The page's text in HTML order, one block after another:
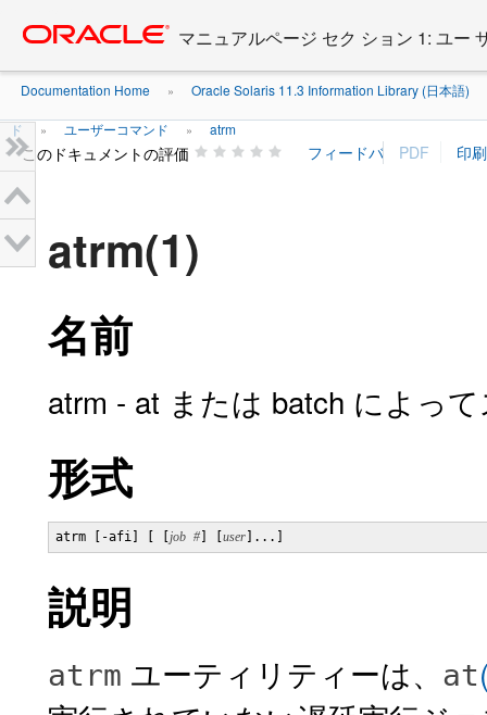
content
マニュアルページ セク ション 1: ユー
Documentation Home » Oracle Solaris 11.3 Information Library (日本語)
ド » ユーザーコマンド » atrm
このドキュメントの評価
atrm(1)
名前
atrm - at または batch によっ
形式
atrm [-afi] [ [ job # user ]...]
説明
atrm ユーティリティーは、 at